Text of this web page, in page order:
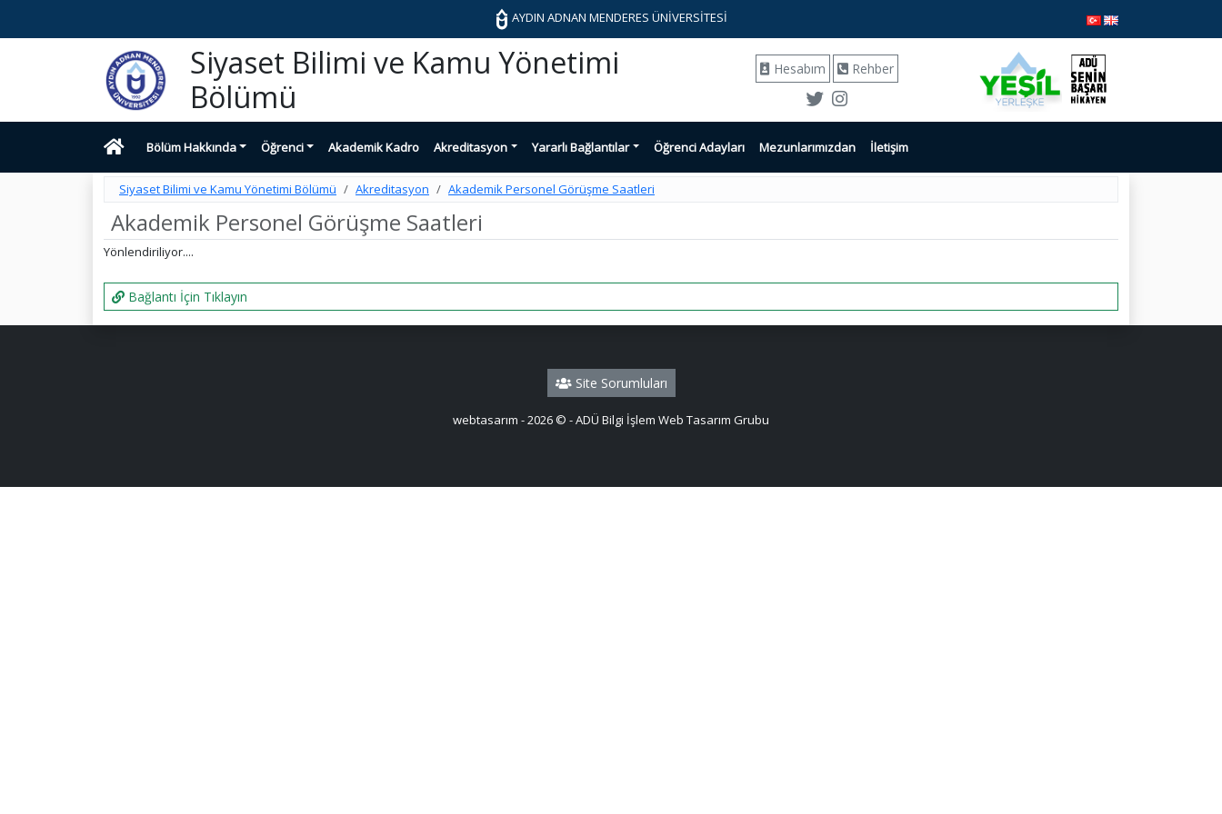
AYDIN ADNAN MENDERES ÜNİVERSİTESİ
Siyaset Bilimi ve Kamu Yönetimi
Bölümü
Hesabım Rehber
Bölüm Hakkında Öğrenci Akademik Kadro Akreditasyon Yararlı Bağlantılar Öğrenci Adayları Mezunlarımızdan İletişim
Siyaset Bilimi ve Kamu Yönetimi Bölümü Akreditasyon Akademik Personel Görüşme Saatleri
Akademik Personel Görüşme Saatleri
Yönlendiriliyor....
Bağlantı İçin Tıklayın
Site Sorumluları
webtasarım - 2026 © - ADÜ Bilgi İşlem Web Tasarım Grubu